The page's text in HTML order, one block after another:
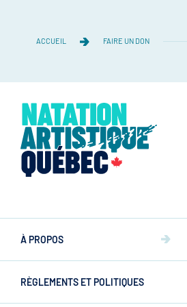
Équipe
Commissions
Athlètes
À PROPOS
RÈGLEMENTS ET POLITIQUES
ACCUEIL FAIRE UN DON